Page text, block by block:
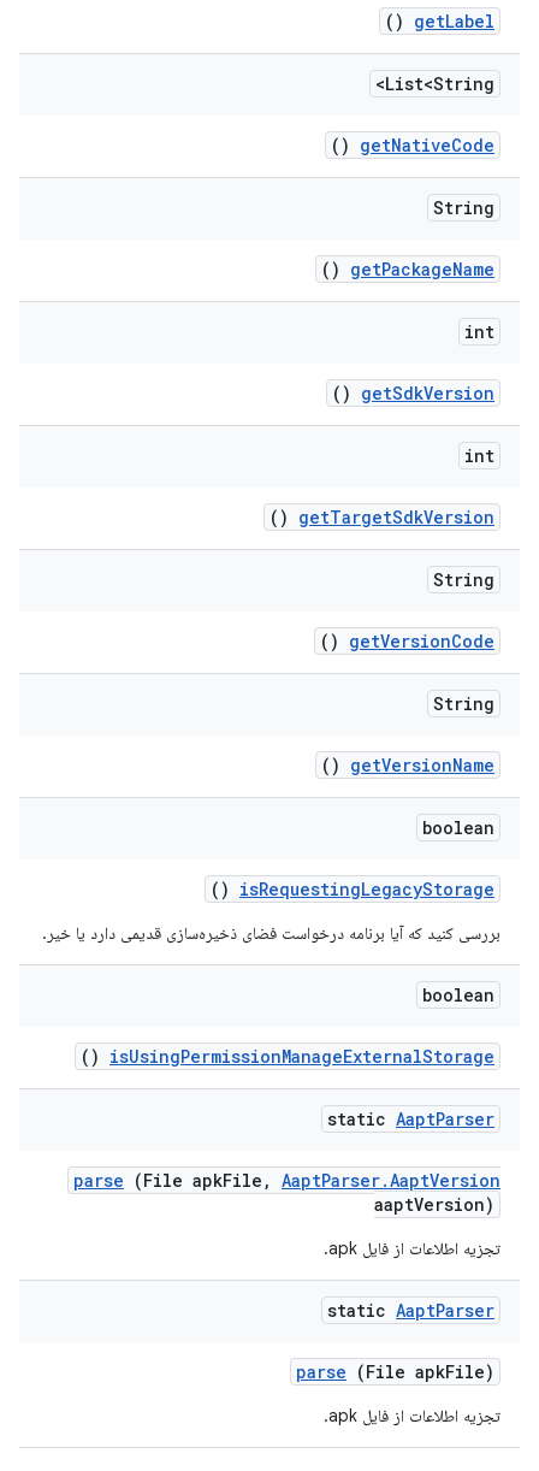
getLabel
()
List<String>
getNativeCode
()
String
getPackageName
()
int
getSdkVersion
()
int
getTargetSdkVersion
()
String
getVersionCode
()
String
getVersionName
()
boolean
isRequestingLegacyStorage
()
بررسی کنید که آیا برنامه درخواست فضای ذخیره‌سازی قدیمی دارد یا خیر.
boolean
isUsingPermissionManageExternalStorage
()
static AaptParser
parse (File apkFile , AaptParser.AaptVersion
aaptVersion)
تجزیه اطلاعات از فایل apk.
static AaptParser
parse (File apkFile)
تجزیه اطلاعات از فایل apk.